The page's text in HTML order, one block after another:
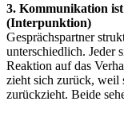
3. Kommunikation
(Interpunktion)
Gesprächspartner
unterschiedlich. Jeder
Reaktion auf das
zieht sich zurück, weil
zurückzieht. Beide